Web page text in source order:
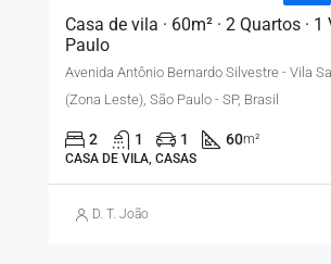
Casa de vila · 60m² · 2 Quartos ·
Paulo
Avenida Antônio Bernardo Silvestre - Vila
(Zona Leste), São Paulo - SP, Brasil
2 1 1 60m²
CASA DE VILA, CASAS
D. T. João